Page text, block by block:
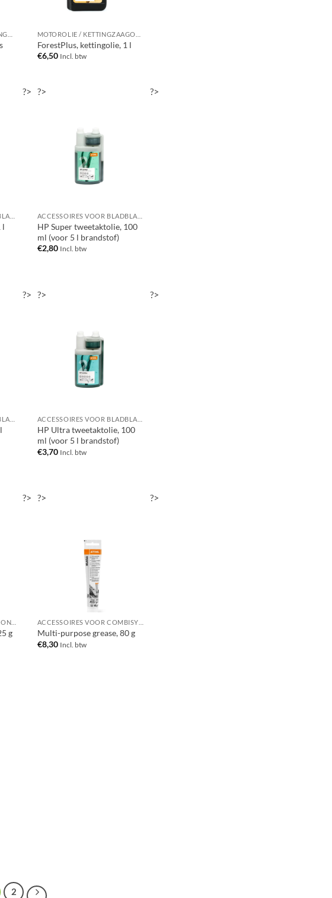
ForestPlus, kettingolie, 1 l
€6,50 Incl. btw
l
?> ?>
HP Super tweetaktolie, 100
ml (voor 5 l brandstof)
€2,80 Incl. btw
?>
?> ?>
HP Ultra tweetaktolie, 100
ml (voor 5 l brandstof)
€3,70 Incl. btw
?>
g
?> ?>
Multi-purpose grease, 80 g
€8,30 Incl. btw
?>
2